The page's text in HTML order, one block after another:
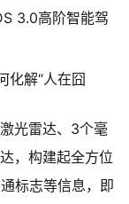
3.0高阶智能驾
光雷达、3个毫
，构建起全方位
标志等信息，即